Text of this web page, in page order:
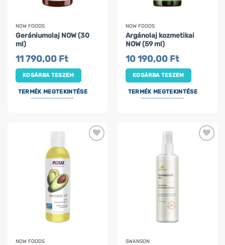
NOW FOODS
Gerániumolaj NOW (30
ml)
11 790,00 Ft
KOSÁRBA TESZEM
TERMÉK MEGTEKINTÉSE
NOW FOODS
Argánolaj kozmetikai
NOW (59 ml)
10 190,00 Ft
KOSÁRBA TESZEM
TERMÉK MEGTEKINTÉSE
NOW FOODS SWANSON